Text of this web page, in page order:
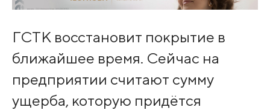
ГСТК восстановит покрытие в
ближайшее время. Сейчас на
предприятии считают сумму
ущерба, которую придётся